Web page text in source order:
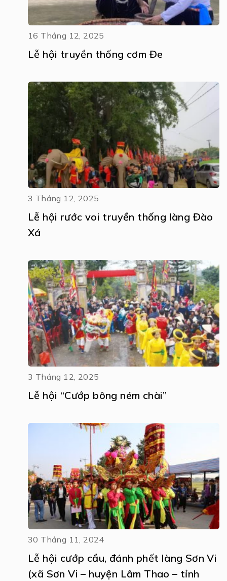
16 Tháng 12, 2025
Lễ hội truyền thống cơm Đe
3 Tháng 12, 2025
Lễ hội rước voi truyền thống làng Đào
Xá
3 Tháng 12, 2025
Lễ hội “Cướp bông ném chài”
30 Tháng 11, 2024
Lễ hội cướp cầu, đánh phết làng Sơn Vi
(xã Sơn Vi – huyện Lâm Thao – tỉnh